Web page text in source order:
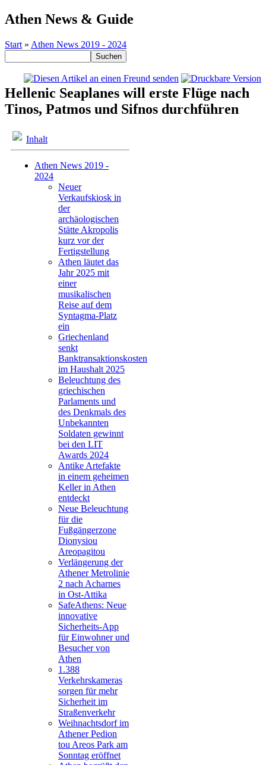
Athen News & Guide
Start » Athen News 2019 - 2024
Hellenic Seaplanes will erste Flüge nach
Tinos, Patmos und Sifnos durchführen
Inhalt
Athen News 2019 -
2024
Neuer
Verkaufskiosk in
der
archäologischen
Stätte Akropolis
kurz vor der
Fertigstellung
Athen läutet das
Jahr 2025 mit
einer
musikalischen
Reise auf dem
Syntagma-Platz
ein
Griechenland
senkt
Banktransaktionskosten
im Haushalt 2025
Beleuchtung des
griechischen
Parlaments und
des Denkmals des
Unbekannten
Soldaten gewinnt
bei den LIT
Awards 2024
Antike Artefakte
in einem geheimen
Keller in Athen
entdeckt
Neue Beleuchtung
für die
Fußgängerzone
Dionysiou
Areopagitou
Verlängerung der
Athener Metrolinie
2 nach Acharnes
in Ost-Attika
SafeAthens: Neue
innovative
Sicherheits-App
für Einwohner und
Besucher von
Athen
1.388
Verkehrskameras
sorgen für mehr
Sicherheit im
Straßenverkehr
Weihnachtsdorf im
Athener Pedion
tou Areos Park am
Sonntag eröffnet